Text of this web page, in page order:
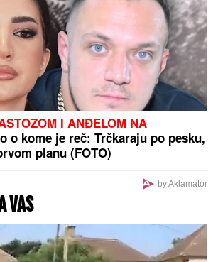
I ANĐELOM NA
o kome je reč: Trčkaraju po pesku,
planu (FOTO)
by Aklamator
VAS